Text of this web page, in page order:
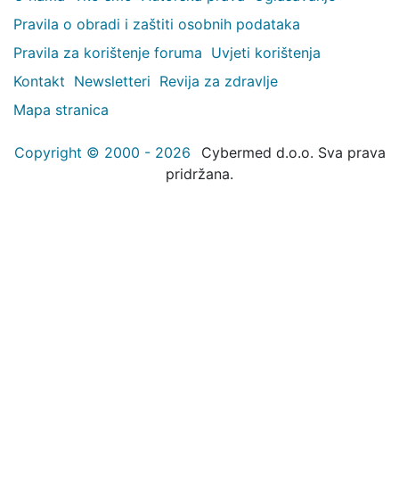
Pravila o obradi i zaštiti osobnih podataka
Pravila za korištenje foruma Uvjeti korištenja
Kontakt Newsletteri Revija za zdravlje
Mapa stranica
Copyright © 2000 - 2026
Cybermed d.o.o. Sva prava
pridržana.